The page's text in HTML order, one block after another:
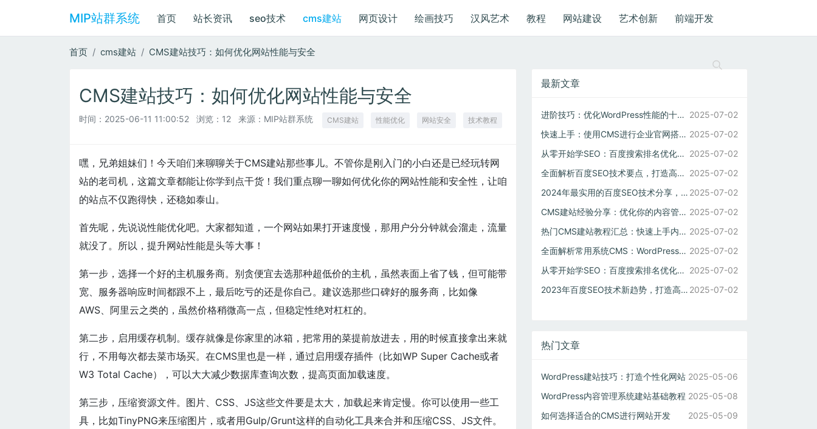
MIP站群系统 首页 站长资讯 seo技术 cms建站 网页设计 绘画技巧 汉风艺术 教程 网站建设 艺术创新 前端开发
首页 cms建站 CMS建站技巧：如何优化网站性能与安全
CMS建站技巧：如何优化网站性能与安全
时间： 2025-06-11 11:00:52 浏览：12 来源：MIP站群系统 CMS建站 性能优化 网站安全 技术教程
嘿，兄弟姐妹们！今天咱们来聊聊关于CMS建站那些事儿。不管你是刚入门的小白还是已经玩转网
站的老司机，这篇文章都能让你学到点干货！我们重点聊一聊如何优化你的网站性能和安全性，让咱
的站点不仅跑得快，还稳如泰山。
首先呢，先说说性能优化吧。大家都知道，一个网站如果打开速度慢，那用户分分钟就会溜走，流量
就没了。所以，提升网站性能是头等大事！
第一步，选择一个好的主机服务商。别贪便宜去选那种超低价的主机，虽然表面上省了钱，但可能带
宽、服务器响应时间都跟不上，最后吃亏的还是你自己。建议选那些口碑好的服务商，比如像
AWS、阿里云之类的，虽然价格稍微高一点，但稳定性绝对杠杠的。
第二步，启用缓存机制。缓存就像是你家里的冰箱，把常用的菜提前放进去，用的时候直接拿出来就
行，不用每次都去菜市场买。在CMS里也是一样，通过启用缓存插件（比如WP Super Cache或者
W3 Total Cache），可以大大减少数据库查询次数，提高页面加载速度。
第三步，压缩资源文件。图片、CSS、JS这些文件要是太大，加载起来肯定慢。你可以使用一些工
具，比如TinyPNG来压缩图片，或者用Gulp/Grunt这样的自动化工具来合并和压缩CSS、JS文件。
最新文章
进阶技巧：优化WordPress性能的十大实用方法 2025-07-02
快速上手：使用CMS进行企业官网搭建的技巧分享 2025-07-02
从零开始学SEO：百度搜索排名优化的核心策略 2025-07-02
全面解析百度SEO技术要点，打造高权重网站的秘诀 2025-07-02
2024年最实用的百度SEO技术分享，助你轻松上首页 2025-07-02
CMS建站经验分享：优化你的内容管理系统以提高性能 2025-07-02
热门CMS建站教程汇总：快速上手内容管理系统 2025-07-02
全面解析常用系统CMS：WordPress的优势与应用 2025-07-02
从零开始学SEO：百度搜索排名优化的关键策略与工具 2025-07-02
2023年百度SEO技术新趋势，打造高权重网站的秘诀 2025-07-02
热门文章
WordPress建站技巧：打造个性化网站 2025-05-06
WordPress内容管理系统建站基础教程 2025-05-08
如何选择适合的CMS进行网站开发
2025-05-09